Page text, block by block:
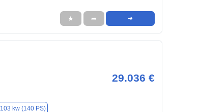
★ ➦ ➜
29.036 €
103 kw (140 PS)